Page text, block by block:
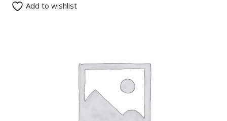
Add to wishlist